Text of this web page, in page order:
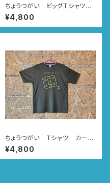
ちょうつがい ビッグTシャツ
カーキ CHOUTSU-GUY♥C
HOUTSU-GIRL
¥4,800
ちょうつがい Tシャツ カー
キ CHOUTSU-GUY♥CHO
UTSU-GIRL
¥4,800